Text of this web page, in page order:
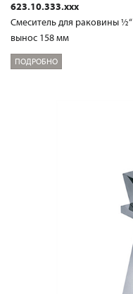
623.10.333.xxx
Смеситель для раковины ½“
вынос 158 мм
ПОДРОБНО